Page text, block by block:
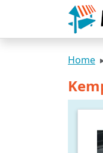
Home